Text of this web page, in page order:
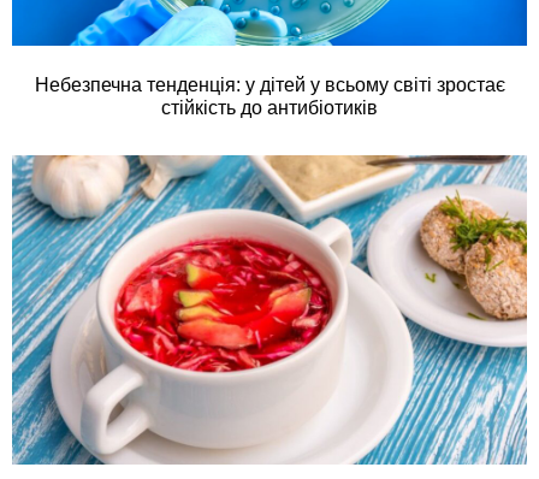
Небезпечна тенденція: у дітей у всьому світі зростає
стійкість до антибіотиків